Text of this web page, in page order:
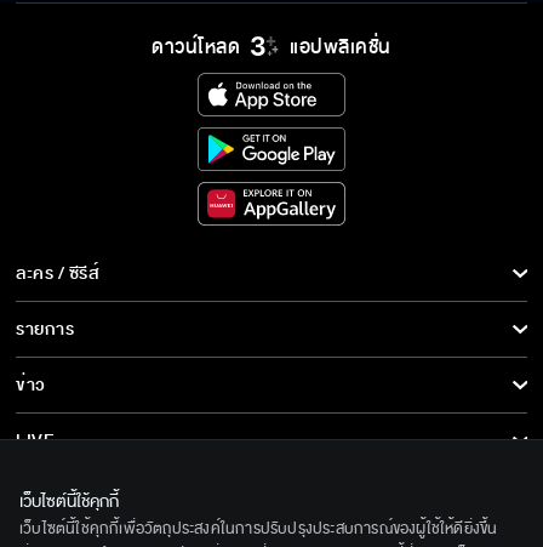
ดาวน์โหลด แอปพลิเคชั่น
ละคร / ซีรีส์
ละคร/ซีรีส์
ซีรีส์นานาชาติ
การ์ตูน & เกม
รายการ
รายการทั้งหมด
ข่าว
ข่าวทั้งหมด
ข่าวประชาสัมพันธ์
LIVE
เกี่ยวกับเรา
BEC World
เว็บไซต์นี้ใช้คุกกี้
เว็บไซต์นี้ใช้คุกกี้เพื่อวัตถุประสงค์ในการปรับปรุงประสบการณ์ของผู้ใช้ให้ดียิ่งขึ้น